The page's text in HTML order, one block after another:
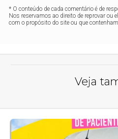
* O conteúdo de cada comentário é de
Nos reservamos ao direito de reprovar ou
com o propósito do site ou que
Veja